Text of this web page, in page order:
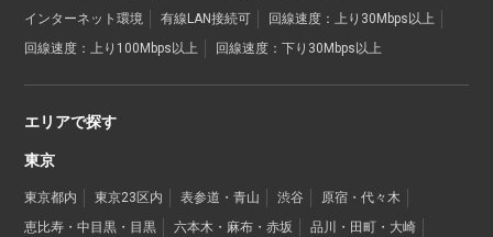
インターネット環境
有線LAN接続可
回線速度：上り30Mbps以上
回線速度：上り100Mbps以上
回線速度：下り30Mbps以上
エリアで探す
東京
東京都内 東京23区内 表参道・青山 渋谷
原宿・代々木
恵比寿・中目黒・目黒
六本木・麻布・赤坂
品川・田町・大崎